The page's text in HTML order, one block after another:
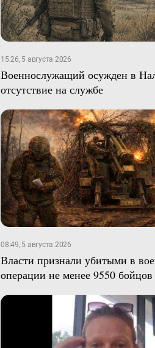
15:26, 5 августа 2026
Военнослужащий осужден в
отсутствие на службе
08:49, 5 августа 2026
Власти признали убитыми в
операции не менее 9550